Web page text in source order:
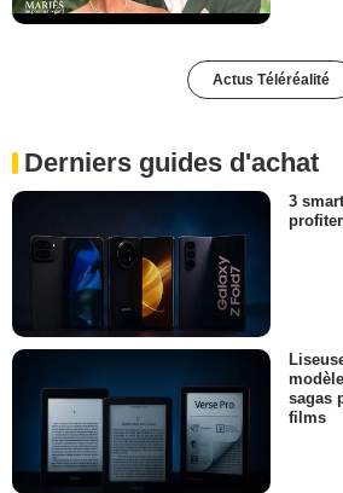
Actus Téléréalité
Derniers guides d'achat
3
sagas
films